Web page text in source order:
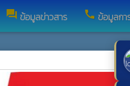
forum ข้อมูลข่าวสาร call ข้อมูลก